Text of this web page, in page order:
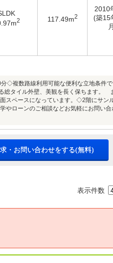
2 117.49m2
2010
(築15
◇複数路線利用可能な便利な立地条件で
タイル外壁、美観を長く保ちます。
スペースになっています。◇2階にサン
やローンのご相談などお気軽にお問い合
・お問い合わせをする(無料)
表示件数